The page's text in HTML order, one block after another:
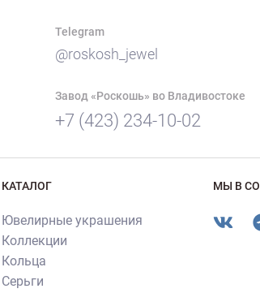
Telegram
@roskosh_jewel
Завод «Роскошь» во Владивостоке
+7 (423) 234-10-02
КАТАЛОГ
Ювелирные украшения
Коллекции
Кольца
Серьги
МЫ В